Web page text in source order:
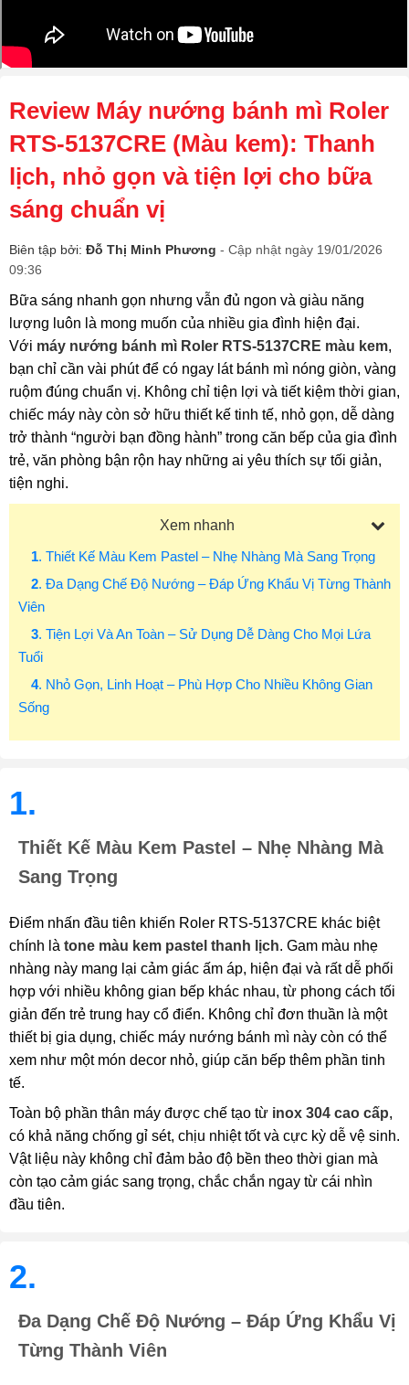
Review Máy nướng bánh mì Roler
RTS-5137CRE (Màu kem): Thanh
lịch, nhỏ gọn và tiện lợi cho bữa
sáng chuẩn vị
Biên tập bởi: Đỗ Thị Minh Phương - Cập nhật ngày 19/01/2026
09:36
Bữa sáng nhanh gọn nhưng vẫn đủ ngon và giàu năng
lượng luôn là mong muốn của nhiều gia đình hiện đại.
Với máy nướng bánh mì Roler RTS-5137CRE màu kem,
bạn chỉ cần vài phút để có ngay lát bánh mì nóng giòn, vàng
ruộm đúng chuẩn vị. Không chỉ tiện lợi và tiết kiệm thời gian,
chiếc máy này còn sở hữu thiết kế tinh tế, nhỏ gọn, dễ dàng
trở thành “người bạn đồng hành” trong căn bếp của gia đình
trẻ, văn phòng bận rộn hay những ai yêu thích sự tối giản,
tiện nghi.
Xem nhanh
1. Thiết Kế Màu Kem Pastel – Nhẹ Nhàng Mà Sang Trọng
2. Đa Dạng Chế Độ Nướng – Đáp Ứng Khẩu Vị Từng Thành
Viên
3. Tiện Lợi Và An Toàn – Sử Dụng Dễ Dàng Cho Mọi Lứa
Tuổi
4. Nhỏ Gọn, Linh Hoạt – Phù Hợp Cho Nhiều Không Gian
Sống
1.
Thiết Kế Màu Kem Pastel – Nhẹ Nhàng Mà
Sang Trọng
Điểm nhấn đầu tiên khiến Roler RTS-5137CRE khác biệt
chính là tone màu kem pastel thanh lịch. Gam màu nhẹ
nhàng này mang lại cảm giác ấm áp, hiện đại và rất dễ phối
hợp với nhiều không gian bếp khác nhau, từ phong cách tối
giản đến trẻ trung hay cổ điển. Không chỉ đơn thuần là một
thiết bị gia dụng, chiếc máy nướng bánh mì này còn có thể
xem như một món decor nhỏ, giúp căn bếp thêm phần tinh
tế.
Toàn bộ phần thân máy được chế tạo từ inox 304 cao cấp,
có khả năng chống gỉ sét, chịu nhiệt tốt và cực kỳ dễ vệ sinh.
Vật liệu này không chỉ đảm bảo độ bền theo thời gian mà
còn tạo cảm giác sang trọng, chắc chắn ngay từ cái nhìn
đầu tiên.
2.
Đa Dạng Chế Độ Nướng – Đáp Ứng Khẩu Vị
Từng Thành Viên